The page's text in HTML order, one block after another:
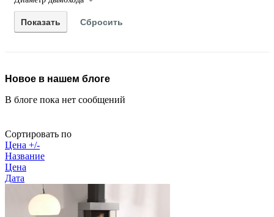
Новое в нашем блоге
В блоге пока нет сообщений
Сортировать по
Цена +/-
Название
Цена
Дата